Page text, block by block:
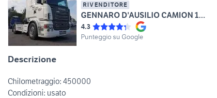
RIVENDITORE
GENNARO D'AUSILIO CAMION 1970
4.3
Punteggio su Google
Descrizione
Chilometraggio: 450000
Condizioni: usato